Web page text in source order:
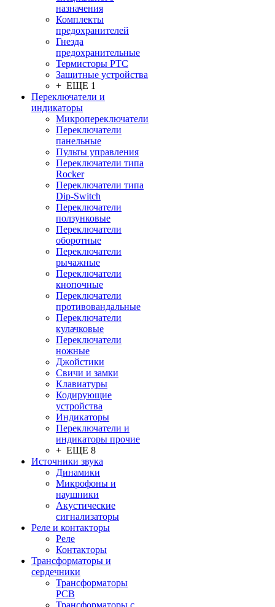
назначения
Комплекты
предохранителей
Гнезда
предохранительные
Термисторы PTC
Защитные устройства
+ ЕЩЕ 1
Переключатели и
индикаторы
Микропереключатели
Переключатели
панельные
Пульты управления
Переключатели типа
Rocker
Переключатели типа
Dip-Switch
Переключатели
ползунковые
Переключатели
оборотные
Переключатели
рычажные
Переключатели
кнопочные
Переключатели
противовандальные
Переключатели
кулачковые
Переключатели
ножные
Джойстики
Свичи и замки
Клавиатуры
Кодирующие
устройства
Индикаторы
Переключатели и
индикаторы прочие
+ ЕЩЕ 8
Источники звука
Динамики
Микрофоны и
наушники
Акустические
сигнализаторы
Реле и контакторы
Реле
Контакторы
Трансформаторы и
сердечники
Трансформаторы
PCB
Трансформаторы с